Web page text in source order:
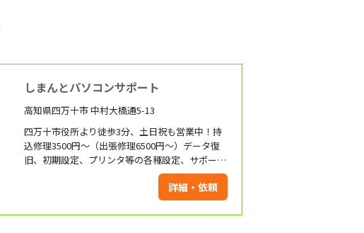
しまんとパソコンサポート
高知県四万十市 中村大橋通5-13
四万十市役所より徒歩3分、土日祝も営業中！持
込修理3500円～（出張修理6500円～）データ復
旧、初期設定、プリンタ等の各種設定、サポート
詳細・依頼